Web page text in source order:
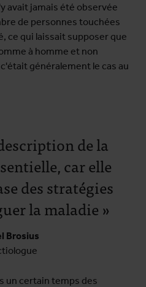
avait jamais été observée
de personnes touchées
ce qui laissait supposer que
à homme et non
généralement le cas au
de la
car elle
des stratégies
la maladie »
Brosius
un certain temps des